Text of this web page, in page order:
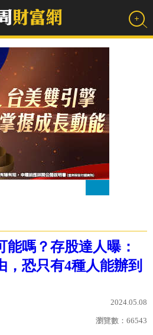
能嗎？存股達人曝：
，恐只有4種人能辦到
2024.05.08
瀏覽數： 66543